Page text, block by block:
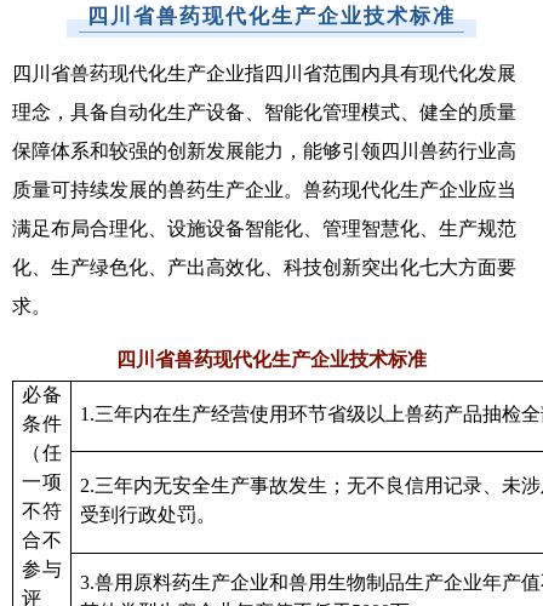
四川省兽药现代化生产企业技术标准
四川省兽药现代化生产企业指四川省范围内具有现代化发展
理念，具备自动化生产设备、智能化管理模式、健全的质量
保障体系和较强的创新发展能力，能够引领四川兽药行业高
质量可持续发展的兽药生产企业。兽药现代化生产企业应当
满足布局合理化、设施设备智能化、管理智慧化、生产规范
化、生产绿色化、产出高效化、科技创新突出化七大方面要
求。
四川省兽药现代化生产企业技术标准
必备
条件
（任
一项
不符
合不
参与
评
1.三年内在生产经营使用环节省级以上兽药产品抽检
2.三年内无安全生产事故发生 ；无不良信用记录、未
受到行政处罚。
3.兽用原料药生产企业和兽用生物制品生产企业年产